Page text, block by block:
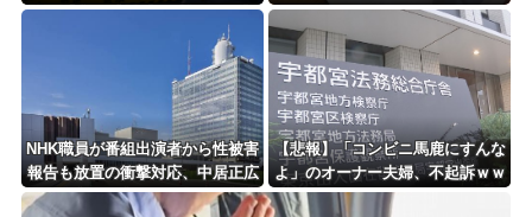
す 容疑で中学生2人含む7人逮
ｗｗｗ
NHK職員が番組出演者から性被害
報告も放置の衝撃対応、中居正広
と国分太一の事例もNHKは「加害
【悲報】「コンビニ馬鹿にすんな
よ」のオーナー夫婦、不起訴ｗｗ
ｗｗｗｗｗｗ